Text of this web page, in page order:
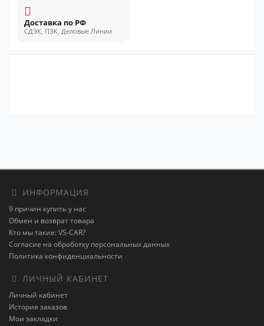
Доставка по РФ
СДЭК, ПЭК, Деловые Линии
ИНФОРМАЦИЯ
9 причин купить у нас
Обмен и возврат товара
Кто мы такие: VS-CAR?
Согласие на обработку персональных данных
Политика конфиденциальности
ЛИЧНЫЙ КАБИНЕТ
Личный кабинет
История заказов
Мои закладки